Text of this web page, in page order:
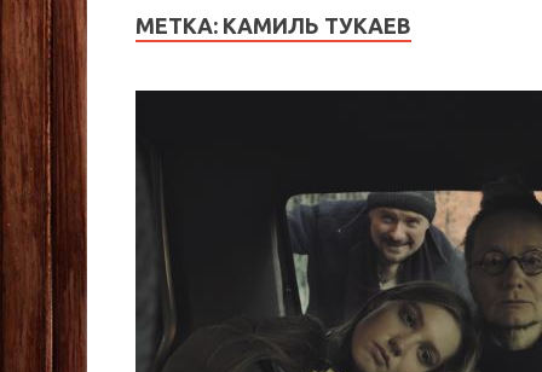
МЕТКА: КАМИЛЬ ТУКАЕВ